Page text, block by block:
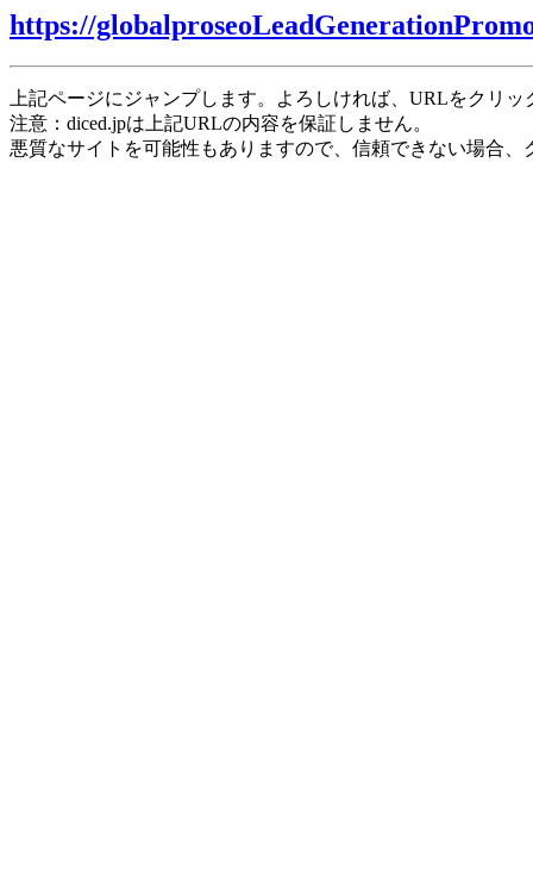
https://
上記ページにジャンプします。よろしければ、URLをクリ
注意：diced.jpは上記URLの内容を保証しません。
悪質なサイトを可能性もありますので、信頼できない場合、